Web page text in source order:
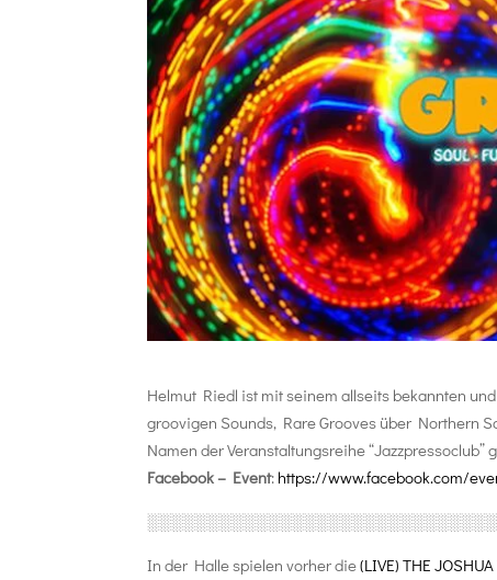
Helmut Riedl ist mit seinem allseits bekannten
groovigen Sounds, Rare Grooves über Northern
Namen der Veranstaltungsreihe “Jazzpressoclub”
Facebook – Event: https://www.facebook.com/
░░░░░░░░░░░░░░░░░░░░░░░░░░
In der Halle spielen vorher die(LIVE) THE